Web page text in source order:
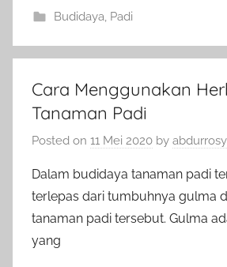
Budidaya Padi
Cara Menggunakan
Tanaman Padi
Posted on 11 Mei 2020 by
Dalam budidaya tanaman padi
terlepas dari tumbuhnya gulma
tanaman padi tersebut. Gulma
yang